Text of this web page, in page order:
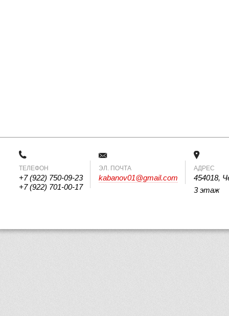
ТЕЛЕФОН
+7 (922) 750-09-23
+7 (922) 701-00-17
ЭЛ. ПОЧТА
kabanov01@gmail.com
АДРЕС
454018,
3 этаж